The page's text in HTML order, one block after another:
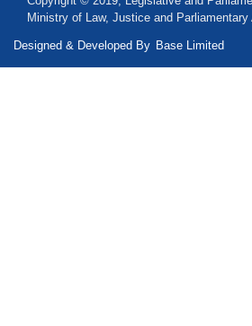
Ministry of Law, Justice and Parliamentary
Designed & Developed By Base Limited